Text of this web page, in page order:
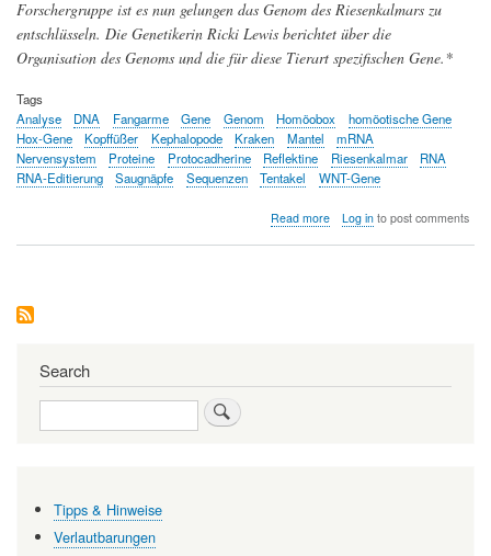
Forschergruppe ist es nun gelungen das Genom des Riesenkalmars zu
entschlüsseln. Die Genetikerin Ricki Lewis berichtet über die
Organisation des Genoms und die für diese Tierart spezifischen Gene.*
Tags
Analyse
DNA Fangarme Gene Genom Homöobox
homöotische Gene
Hox-Gene
Kopffüßer Kephalopode Kraken Mantel
mRNA
Nervensystem
Proteine Protocadherine Reflektine Riesenkalmar
RNA
RNA-Editierung
Saugnäpfe Sequenzen Tentakel WNT-Gene
Read moreabout
Log into post comments
Search
Search
Tipps & Hinweise
Verlautbarungen